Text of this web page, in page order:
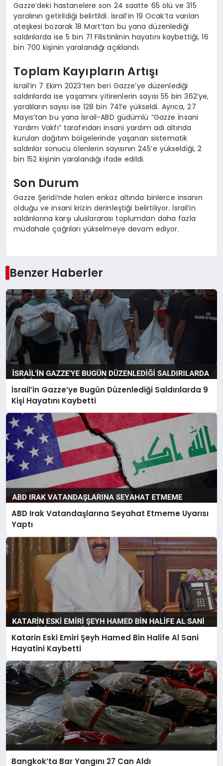
Gazze’deki hastanelere son 24 saatte 65 ölü ve 315
yaralının getirildiği belirtildi. İsrail’in 19 Ocak’ta varılan
ateşkesi bozarak 18 Mart’tan bu yana düzenlediği
saldırılarda ise 5 bin 71 Filistinlinin hayatını kaybettiği, 16
bin 700 kişinin yaralandığı açıklandı.
Toplam Kayıpların Artışı
İsrail’in 7 Ekim 2023’ten beri Gazze’ye düzenlediği
saldırılarda ise yaşamını yitirenlerin sayısı 55 bin 362’ye,
yaralıların sayısı ise 128 bin 741’e yükseldi. Ayrıca, 27
Mayıs’tan bu yana İsrail-ABD güdümlü “Gazze İnsani
Yardım Vakfı” tarafından insani yardım adı altında
kurulan dağıtım bölgelerinde yaşanan sistematik
saldırılar sonucu ölenlerin sayısının 245’e yükseldiği, 2
bin 152 kişinin yaralandığı ifade edildi.
Son Durum
Gazze Şeridi’nde halen enkaz altında binlerce insanın
olduğu ve insani krizin derinleştiği belirtiliyor. İsrail’in
saldırılarına karşı uluslararası toplumdan daha fazla
müdahale çağrıları yükselmeye devam ediyor.
Benzer Haberler
İsrail’in Gazze’ye Bugün Düzenlediği Saldırılarda 9
Kişi Hayatını Kaybetti
ABD Irak Vatandaşlarına Seyahat Etmeme Uyarısı
Yaptı
Katarin Eski Emiri Şeyh Hamed Bin Halife Al Sani
Hayatini Kaybetti
Bangkok’ta Bar Yangını 27 Can Aldı